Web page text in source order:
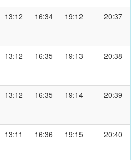
13:12 16:34 19:12 20:37
13:12 16:35 19:13 20:38
13:12 16:35 19:14 20:39
13:11 16:36 19:15 20:40